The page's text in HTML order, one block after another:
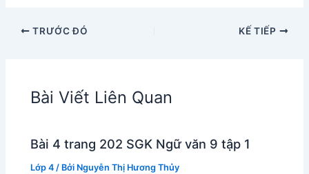
TRƯỚC ĐÓ KẾ TIẾP
Bài Viết Liên Quan
Bài 4 trang 202 SGK Ngữ văn 9 tập 1
Lớp 4 / Bởi Nguyễn Thị Hương Thủy